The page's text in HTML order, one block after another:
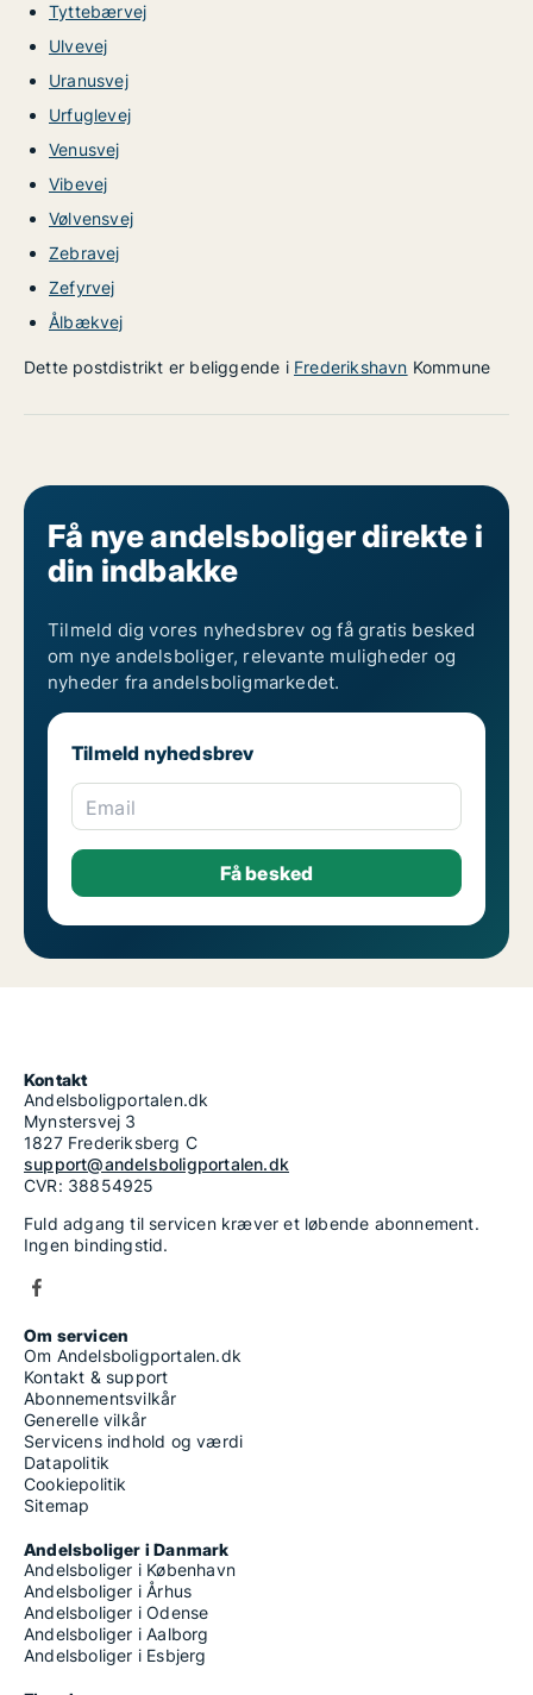
Tyttebærvej
Ulvevej
Uranusvej
Urfuglevej
Venusvej
Vibevej
Vølvensvej
Zebravej
Zefyrvej
Ålbækvej
Dette postdistrikt er beliggende i Frederikshavn Kommune
Få nye andelsboliger direkte i
din indbakke
Tilmeld dig vores nyhedsbrev og få gratis besked
om nye andelsboliger, relevante muligheder og
nyheder fra andelsboligmarkedet.
Tilmeld nyhedsbrev
Email
Kontakt
Andelsboligportalen.dk
Mynstersvej 3
1827 Frederiksberg C
support@andelsboligportalen.dk
CVR: 38854925
Fuld adgang til servicen kræver et løbende abonnement.
Ingen bindingstid.
Om servicen
Om Andelsboligportalen.dk
Kontakt & support
Abonnementsvilkår
Generelle vilkår
Servicens indhold og værdi
Datapolitik
Cookiepolitik
Sitemap
Andelsboliger i Danmark
Andelsboliger i København
Andelsboliger i Århus
Andelsboliger i Odense
Andelsboliger i Aalborg
Andelsboliger i Esbjerg